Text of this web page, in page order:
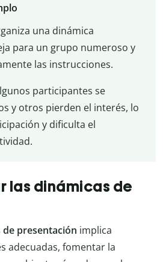
una dinámica
para un grupo numeroso y
las instrucciones.
participantes se
y otros pierden el interés, lo
y dificulta el
las dinámicas de
de presentación implica
adecuadas, fomentar la